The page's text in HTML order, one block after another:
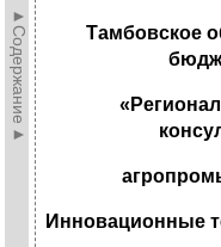
►Содержание►
Тамбовское
Инновационные